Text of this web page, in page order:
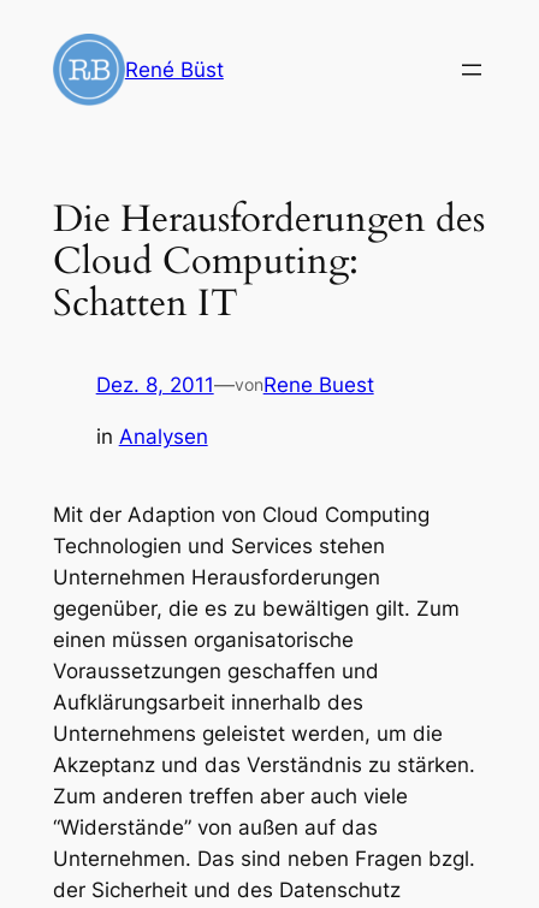
Inhalt
springen
René Büst
Die Herausforderungen des
Cloud Computing:
Schatten IT
Dez. 8, 2011—vonRene Buest
in Analysen
Mit der Adaption von Cloud Computing
Technologien und Services stehen
Unternehmen Herausforderungen
gegenüber, die es zu bewältigen gilt. Zum
einen müssen organisatorische
Voraussetzungen geschaffen und
Aufklärungsarbeit innerhalb des
Unternehmens geleistet werden, um die
Akzeptanz und das Verständnis zu stärken.
Zum anderen treffen aber auch viele
“Widerstände” von außen auf das
Unternehmen. Das sind neben Fragen bzgl.
der Sicherheit und des Datenschutz